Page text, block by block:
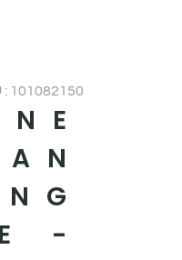
: 101082150
-